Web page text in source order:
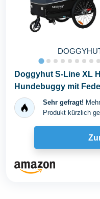
Doggyhut S-Line XL
Hundebuggy mit
Fahrradanhänger
Sehr gefragt!
Produkt kürzlich